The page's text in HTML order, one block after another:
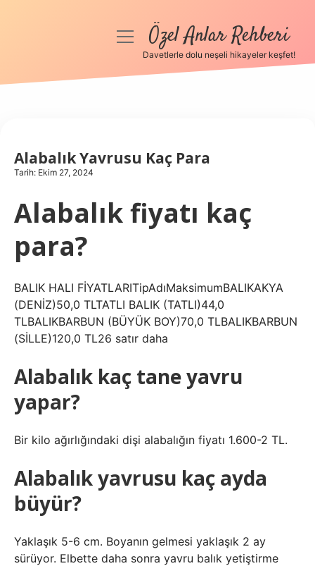
Anasayfa
Hakkımızda
menüyüÖzel Anlar Rehberi
Davetlerle dolu neşeli hikayeler keşfet!
Alabalık Yavrusu Kaç Para
Tarih: Ekim 27, 2024
Alabalık fiyatı kaç
para?
BALIK HALI FİYATLARITipAdıMaksimumBALIKAKYA
(DENİZ)50,0 TLTATLI BALIK (TATLI)44,0
TLBALIKBARBUN (BÜYÜK BOY)70,0 TLBALIKBARBUN
(SİLLE)120,0 TL26 satır daha
Alabalık kaç tane yavru
yapar?
Bir kilo ağırlığındaki dişi alabalığın fiyatı 1.600-2 TL.
Alabalık yavrusu kaç ayda
büyür?
Yaklaşık 5-6 cm. Boyanın gelmesi yaklaşık 2 ay
sürüyor. Elbette daha sonra yavru balık yetiştirme